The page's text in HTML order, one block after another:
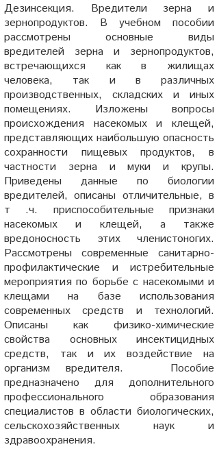
Дезинсекция. Вредители зерна и
зернопродуктов. В учебном пособии
рассмотрены основные виды
вредителей зерна и зернопродуктов,
встречающихся как в жилищах
человека, так и в различных
производственных, складских и иных
помещениях. Изложены вопросы
происхождения насекомых и клещей,
представляющих наибольшую опасность
сохранности пищевых продуктов, в
частности зерна и муки и крупы.
Приведены данные по биологии
вредителей, описаны отличительные, в
т .ч. приспособительные признаки
насекомых и клещей, а также
вредоносность этих членистоногих.
Рассмотрены современные санитарно-
профилактические и истребительные
мероприятия по борьбе с насекомыми и
клещами на базе использования
современных средств и технологий.
Описаны как физико-химические
свойства основных инсектицидных
средств, так и их воздействие на
организм вредителя. Пособие
предназначено для дополнительного
профессионального образования
специалистов в области биологических,
сельскохозяйственных наук и
здравоохранения.